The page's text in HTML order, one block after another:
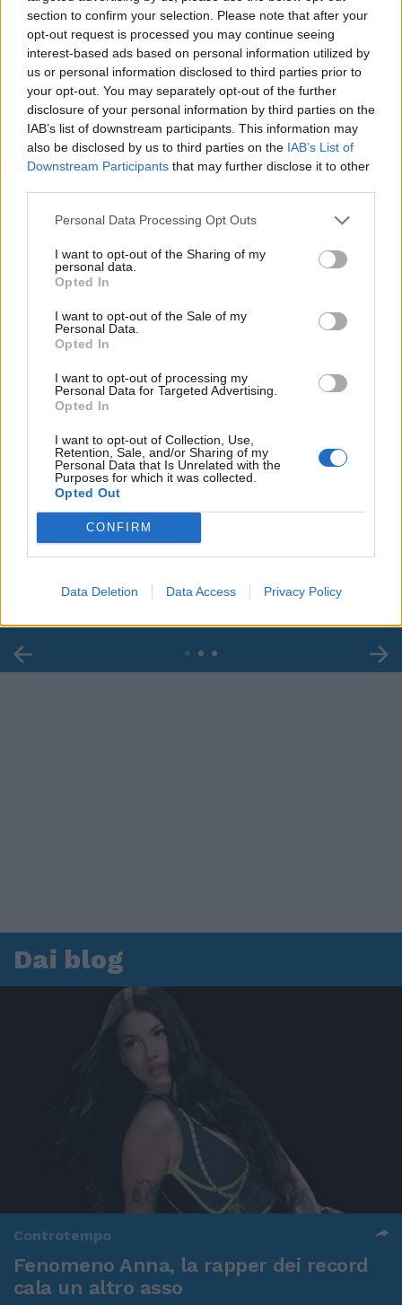
section to confirm your selection. Please note that after your
opt-out request is processed you may continue seeing
interest-based ads based on personal information utilized by
us or personal information disclosed to third parties prior to
your opt-out. You may separately opt-out of the further
disclosure of your personal information by third parties on the
IAB’s list of downstream participants. This information may
also be disclosed by us to third parties on the IAB’s List of
Downstream Participants that may further disclose it to other
Personal Data Processing Opt Outs
I want to opt-out of the Sharing of my
personal data.
Opted In
I want to opt-out of the Sale of my
Personal Data.
Opted In
I want to opt-out of processing my
Personal Data for Targeted Advertising.
Opted In
I want to opt-out of Collection, Use,
Retention, Sale, and/or Sharing of my
Personal Data that Is Unrelated with the
Purposes for which it was collected.
Opted Out
CONFIRM
Data Deletion Data Access Privacy Policy
00:00 01:16
Leonardo Maria Del Vecchio dall'ex compagna
Dai blog
Controtempo
Fenomeno Anna, la rapper dei record
cala un altro asso